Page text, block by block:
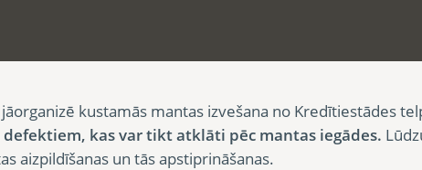
kustamās mantas izvešana no Kredītiestādes
kas var tikt atklāti pēc mantas iegādes.
aizpildīšanas un tās apstiprināšanas.